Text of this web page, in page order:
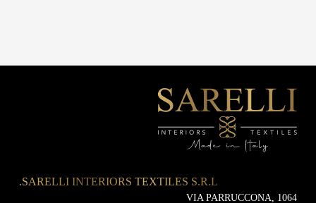
SARELLI INTERIORS TEXTILES S.R.L.
VIA PARRUCCONA, 1064